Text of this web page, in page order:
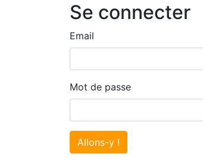
Se connecter
Email
Mot de passe
Allons-y !